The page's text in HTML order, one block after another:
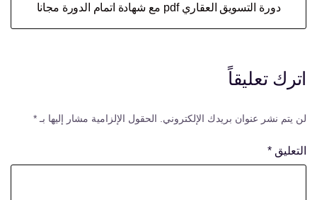
دورة التسويق العقاري pdf مع شهادة اتمام الدورة مجانا
اترك تعليقاً
لن يتم نشر عنوان بريدك الإلكتروني. الحقول الإلزامية مشار إليها بـ *
التعليق *